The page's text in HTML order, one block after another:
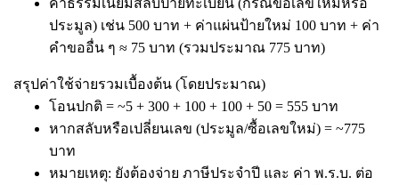
ค่าธรรมเนียมสลับป้ายทะเบียน (กรณีขอเลขใหม่หรือ
ประมูล) เช่น 500 บาท + ค่าแผ่นป้ายใหม่ 100 บาท + ค่า
คำขออื่น ๆ ≈ 75 บาท (รวมประมาณ 775 บาท)
สรุปค่าใช้จ่ายรวมเบื้องต้น (โดยประมาณ)
โอนปกติ = ~5 + 300 + 100 + 100 + 50 = 555 บาท
หากสลับหรือเปลี่ยนเลข (ประมูล/ซื้อเลขใหม่) = ~775
บาท
หมายเหตุ: ยังต้องจ่าย ภาษีประจำปี และ ค่า พ.ร.บ. ต่อ